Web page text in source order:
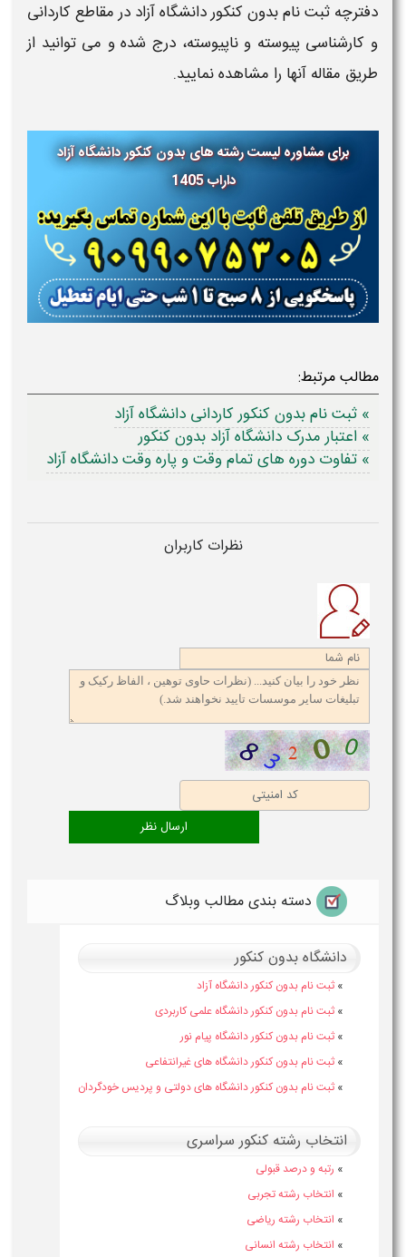
دفترچه ثبت نام بدون کنکور دانشگاه آزاد در مقاطع کاردانی
و کارشناسی پیوسته و ناپیوسته، درج شده و می توانید از
طریق مقاله آنها را مشاهده نمایید.​
برای مشاوره لیست رشته های بدون کنکور دانشگاه آزاد
داراب 1405
مطالب مرتبط:
» ثبت نام بدون کنکور کاردانی دانشگاه آزاد
» اعتبار مدرک دانشگاه آزاد بدون کنکور
» تفاوت دوره های تمام وقت و پاره وقت دانشگاه آزاد
نظرات کاربران
دسته بندی مطالب وبلاگ
دانشگاه بدون کنکور
» ثبت نام بدون کنکور دانشگاه آزاد
» ثبت نام بدون کنکور دانشگاه علمی کاربردی
» ثبت نام بدون کنکور دانشگاه پیام نور
» ثبت نام بدون کنکور دانشگاه های غیرانتفاعی
» ثبت نام بدون کنکور دانشگاه های دولتی و پردیس خودگردان
انتخاب رشته کنکور سراسری
» رتبه و درصد قبولی
» انتخاب رشته تجربی
» انتخاب رشته ریاضی
» انتخاب رشته انسانی